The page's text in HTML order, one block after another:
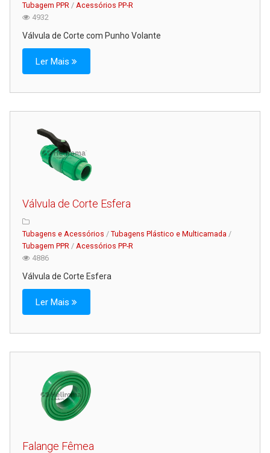
Tubagem PPR/ Acessórios PP-R
4932
Válvula de Corte com Punho Volante
Ler Mais
Válvula de Corte Esfera
Tubagens e Acessórios / Tubagens Plástico e Multicamada/
Tubagem PPR/ Acessórios PP-R
4886
Válvula de Corte Esfera
Ler Mais
Falange Fêmea